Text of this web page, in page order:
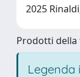
2025
Prodotti della
Legenda